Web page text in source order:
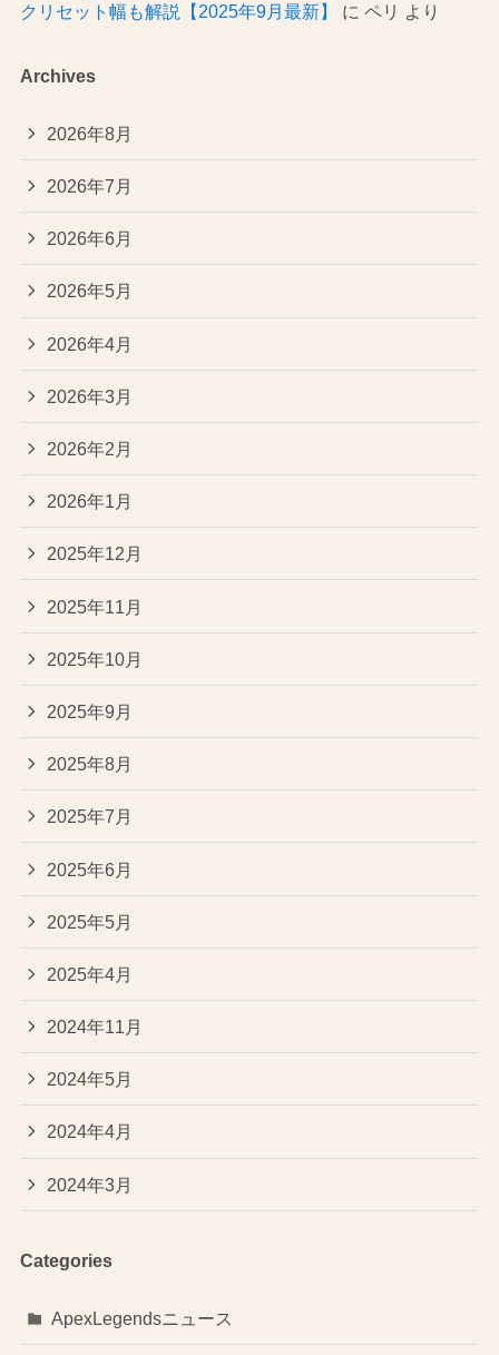
クリセット幅も解説【2025年9月最新】
に ペリ より
Archives
2026年8月
2026年7月
2026年6月
2026年5月
2026年4月
2026年3月
2026年2月
2026年1月
2025年12月
2025年11月
2025年10月
2025年9月
2025年8月
2025年7月
2025年6月
2025年5月
2025年4月
2024年11月
2024年5月
2024年4月
2024年3月
Categories
ApexLegendsニュース